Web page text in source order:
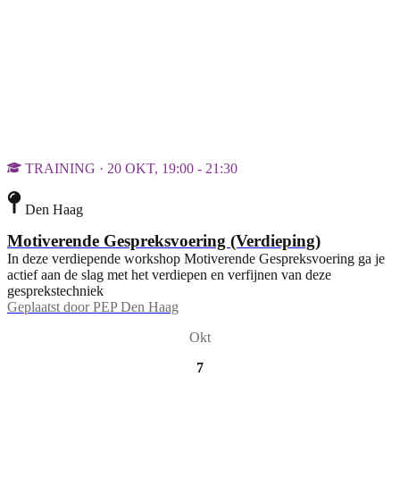
TRAINING · 20 OKT, 19:00 - 21:30
Den Haag
Motiverende Gespreksvoering (Verdieping)
In deze verdiepende workshop Motiverende Gespreksvoering ga je
actief aan de slag met het verdiepen en verfijnen van deze
gesprekstechniek
Geplaatst door PEP Den Haag
Okt
7